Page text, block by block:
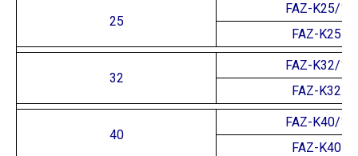
25
FAZ-K25/1
FAZ-K25
32
FAZ-K32/1
FAZ-K32
40
FAZ-K40/1
FAZ-K40